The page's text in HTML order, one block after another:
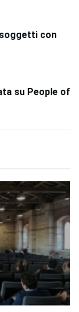
con
su People of